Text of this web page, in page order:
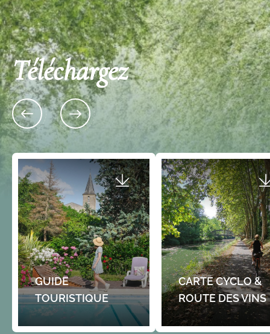
Téléchargez
GUIDE
TOURISTIQUE
CARTE CYCLO &
ROUTE DES VINS